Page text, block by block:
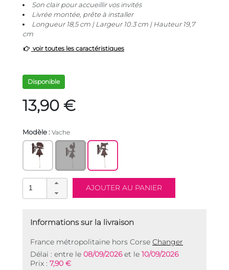
Son clair pour accueillir vos invités
Livrée montée, prête à installer
Longueur 18,5 cm | Largeur 10.3 cm | Hauteur 19,7
cm
voir toutes les caractéristiques
Disponible
13,90 €
Modèle : Vache
Informations sur la livraison
France métropolitaine hors Corse Changer
Délai : entre le 08/09/2026et le 10/09/2026
Prix : 7,90 €